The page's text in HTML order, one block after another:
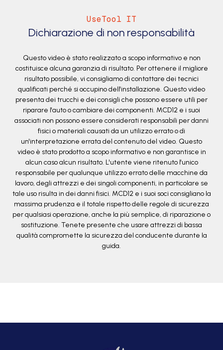
UseTool IT
Dichiarazione di non responsabilità
Questo video è stato realizzato a scopo informativo e non
costituisce alcuna garanzia di risultato. Per ottenere il migliore
risultato possibile, vi consigliamo di contattare dei tecnici
qualificati perché si occupino dell'installazione. Questo video
presenta dei trucchi e dei consigli che possono essere utili per
riparare l'auto o cambiare dei componenti. MCD12 e i suoi
associati non possono essere considerati responsabili per danni
fisici o materiali causati da un utilizzo errato o di
un'interpretazione errata del contenuto del video. Questo
video è stato prodotto a scopo informativo e non garantisce in
alcun caso alcun risultato. L'utente viene ritenuto l'unico
responsabile per qualunque utilizzo errato delle macchine da
lavoro, degli attrezzi e dei singoli componenti, in particolare se
tale uso risulta in dei danni fisici. MCD12 e i suoi soci consigliano la
massima prudenza e il totale rispetto delle regole di sicurezza
per qualsiasi operazione, anche la più semplice, di riparazione o
sostituzione. Tenete presente che usare attrezzi di bassa
qualità compromette la sicurezza del conducente durante la
guida.